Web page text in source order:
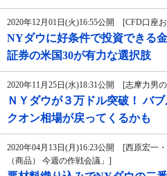
2020年12月01日(火)16:55公開 [CFD口座
NYダウに好条件で投資できる
証券の米国30が有力な選択肢
2020年11月25日(水)18:31公開 [志摩力男
ＮＹダウが３万ドル突破！ バ
クオン相場が戻ってくるかも
2020年04月13日(月)16:23公開 [西原宏一
（商品） 今週の作戦会議」]